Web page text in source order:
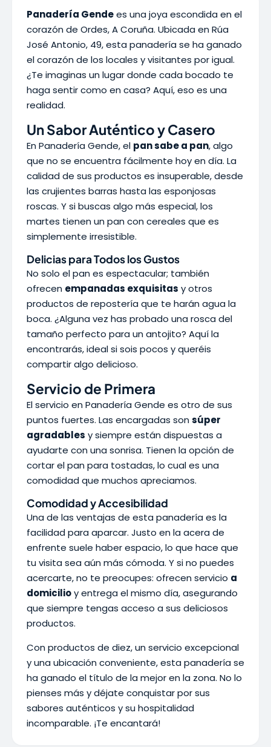
Panadería Gendees una joya escondida en el
corazón de Ordes, A Coruña. Ubicada en Rúa
José Antonio, 49, esta panadería se ha ganado
el corazón de los locales y visitantes por igual.
¿Te imaginas un lugar donde cada bocado te
haga sentir como en casa? Aquí, eso es una
realidad.
Un Sabor Auténtico y Casero
En Panadería Gende, el pan sabe a pan, algo
que no se encuentra fácilmente hoy en día. La
calidad de sus productos es insuperable, desde
las crujientes barras hasta las esponjosas
roscas. Y si buscas algo más especial, los
martes tienen un pan con cereales que es
simplemente irresistible.
Delicias para Todos los Gustos
No solo el pan es espectacular; también
ofrecen empanadas exquisitas y otros
productos de repostería que te harán agua la
boca. ¿Alguna vez has probado una rosca del
tamaño perfecto para un antojito? Aquí la
encontrarás, ideal si sois pocos y queréis
compartir algo delicioso.
Servicio de Primera
El servicio en Panadería Gende es otro de sus
puntos fuertes. Las encargadas son súper
agradables y siempre están dispuestas a
ayudarte con una sonrisa. Tienen la opción de
cortar el pan para tostadas, lo cual es una
comodidad que muchos apreciamos.
Comodidad y Accesibilidad
Una de las ventajas de esta panadería es la
facilidad para aparcar. Justo en la acera de
enfrente suele haber espacio, lo que hace que
tu visita sea aún más cómoda. Y si no puedes
acercarte, no te preocupes: ofrecen servicio a
domicilioy entrega el mismo día, asegurando
que siempre tengas acceso a sus deliciosos
productos.
Con productos de diez, un servicio excepcional
y una ubicación conveniente, esta panadería se
ha ganado el título de la mejor en la zona. No lo
pienses más y déjate conquistar por sus
sabores auténticos y su hospitalidad
incomparable. ¡Te encantará!